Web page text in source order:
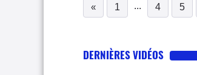
« 1 ... 4 5
DERNIÈRES VIDÉOS